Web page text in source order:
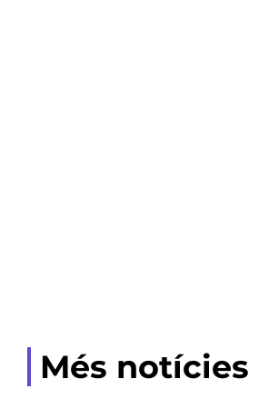
Més notícies